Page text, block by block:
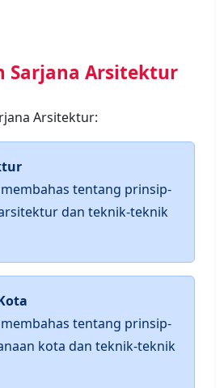
Sarjana Arsitektur
Arsitektur:
tentang prinsip-
dan teknik-teknik
tentang prinsip-
kota dan teknik-teknik